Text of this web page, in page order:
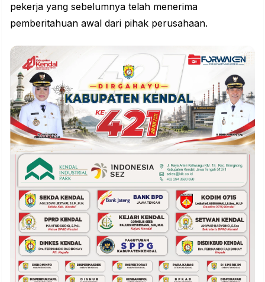
pekerja yang sebelumnya telah menerima
pemberitahuan awal dari pihak perusahaan.